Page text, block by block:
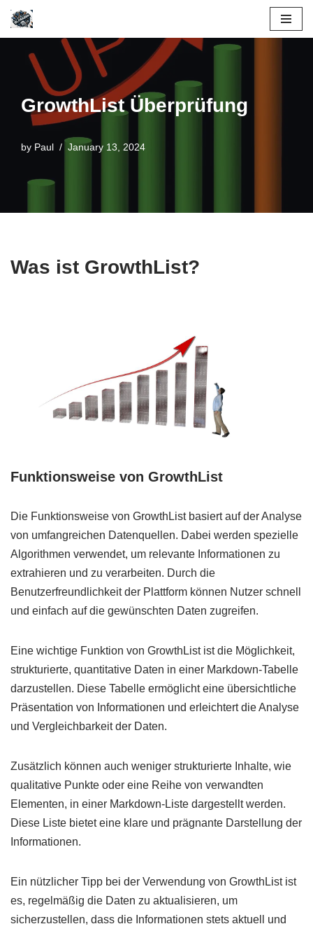
Skip
content
GrowthList Überprüfung
by Paul January 13, 2024
Was ist GrowthList?
Funktionsweise von GrowthList
Die Funktionsweise von GrowthList basiert auf der Analyse
von umfangreichen Datenquellen. Dabei werden spezielle
Algorithmen verwendet, um relevante Informationen zu
extrahieren und zu verarbeiten. Durch die
Benutzerfreundlichkeit der Plattform können Nutzer schnell
und einfach auf die gewünschten Daten zugreifen.
Eine wichtige Funktion von GrowthList ist die Möglichkeit,
strukturierte, quantitative Daten in einer Markdown-Tabelle
darzustellen. Diese Tabelle ermöglicht eine übersichtliche
Präsentation von Informationen und erleichtert die Analyse
und Vergleichbarkeit der Daten.
Zusätzlich können auch weniger strukturierte Inhalte, wie
qualitative Punkte oder eine Reihe von verwandten
Elementen, in einer Markdown-Liste dargestellt werden.
Diese Liste bietet eine klare und prägnante Darstellung der
Informationen.
Ein nützlicher Tipp bei der Verwendung von GrowthList ist
es, regelmäßig die Daten zu aktualisieren, um
sicherzustellen, dass die Informationen stets aktuell und